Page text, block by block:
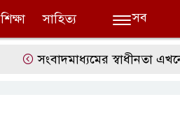
শিক্ষা সাহিত্য সব
সংবাদমাধ্যমের স্বাধীনতা এখনো